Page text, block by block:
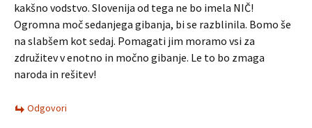
kakšno vodstvo. Slovenija od tega ne bo imela NIČ!
Ogromna moč sedanjega gibanja, bi se razblinila. Bomo še
na slabšem kot sedaj. Pomagati jim moramo vsi za
združitev v enotno in močno gibanje. Le to bo zmaga
naroda in rešitev!
Odgovori